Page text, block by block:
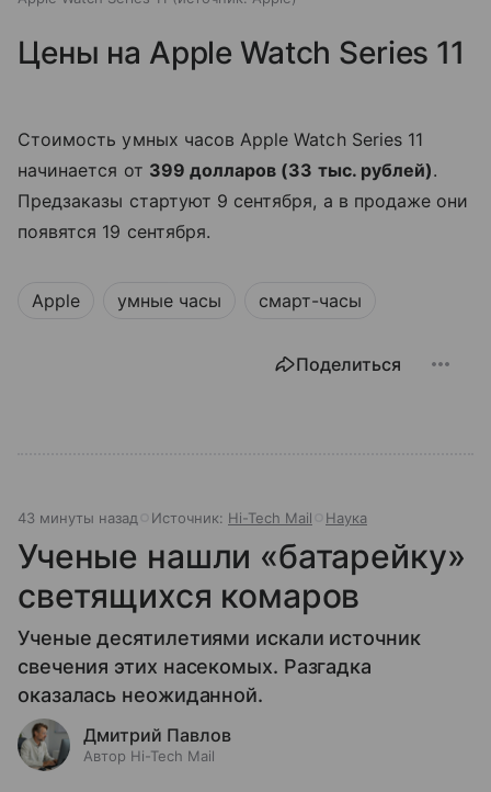
Цены на Apple Watch Series 11
Стоимость умных часов Apple Watch Series 11
начинается от 399 долларов (33 тыс. рублей).
Предзаказы стартуют 9 сентября, а в продаже они
появятся 19 сентября.
Apple умные часы смарт-часы
Поделиться
43 минуты назад Источник: Hi-Tech Mail Наука
Ученые нашли «батарейку»
светящихся комаров
Ученые десятилетиями искали источник
свечения этих насекомых. Разгадка
оказалась неожиданной.
Дмитрий Павлов
Автор Hi-Tech Mail